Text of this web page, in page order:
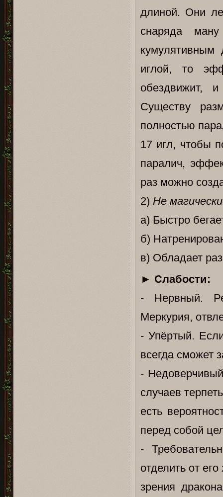
длиной. Они
снаряда
кумулятивным
иглой, то
обездвижит,
Существу
полностью
17 игл, чтобы
паралич,
раз можно
2) Не
а) Быстро
б)
в) Обладает
► Слабости:
- Нервный.
Меркурия,
- Упёртый.
всегда сможет
-
случаев
есть
перед собой
-
отделить от
зрения